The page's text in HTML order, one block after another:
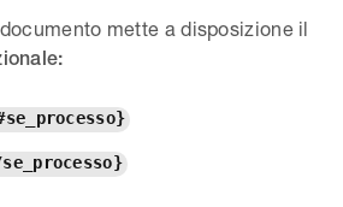
mette a disposizione il